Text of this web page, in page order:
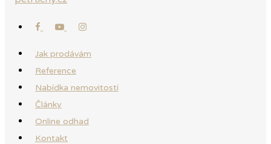
Jak prodávám
Reference
Nabídka nemovitostí
Články
Online odhad
Kontakt